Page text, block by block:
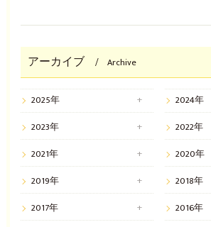
アーカイブ Archive
2025年
2024年
2023年
2022年
2021年
2020年
2019年
2018年
2017年
2016年